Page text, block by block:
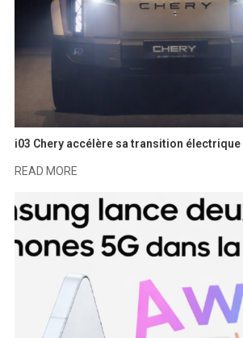
i03 Chery accélère sa transition électrique
READ MORE